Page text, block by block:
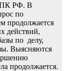
РФ. В
по
продолжается
действий,
по делу,
Выясняются
продолжается.